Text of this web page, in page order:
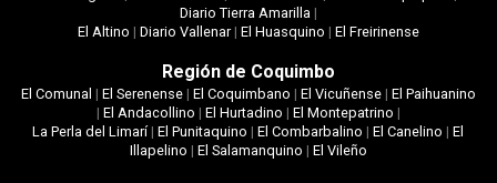
Diario Tierra Amarilla|
El Altino | Diario Vallenar| El Huasquino | El Freirinense
Región de Coquimbo
El Comunal | El Serenense| El Coquimbano | El Vicuñense| El Paihuanino
| El Andacollino | El Hurtadino | El Montepatrino |
La Perla del Limarí|El Punitaquino |El Combarbalino |El Canelino |El
Illapelino | El Salamanquino | El Vileño